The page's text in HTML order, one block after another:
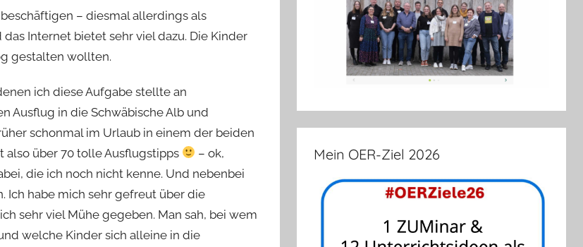
– diesmal allerdings als
Internet bietet sehr viel dazu. Die Kinder
gestalten wollten.
ich diese Aufgabe stellte an
Ausflug in die Schwäbische Alb und
schonmal im Urlaub in einem der beiden
über 70 tolle Ausflugstipps
– ok,
die ich noch nicht kenne. Und nebenbei
Ich habe mich sehr gefreut über die
sehr viel Mühe gegeben. Man sah, bei wem
welche Kinder sich alleine in die
Mein OER-Ziel 2026